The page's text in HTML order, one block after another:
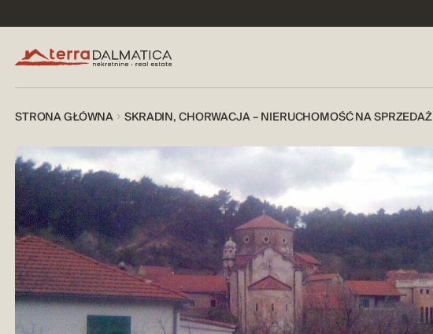
STRONA GŁÓWNA SKRADIN, CHORWACJA – NIERUCHOMOŚĆ NA SPRZEDAŻ